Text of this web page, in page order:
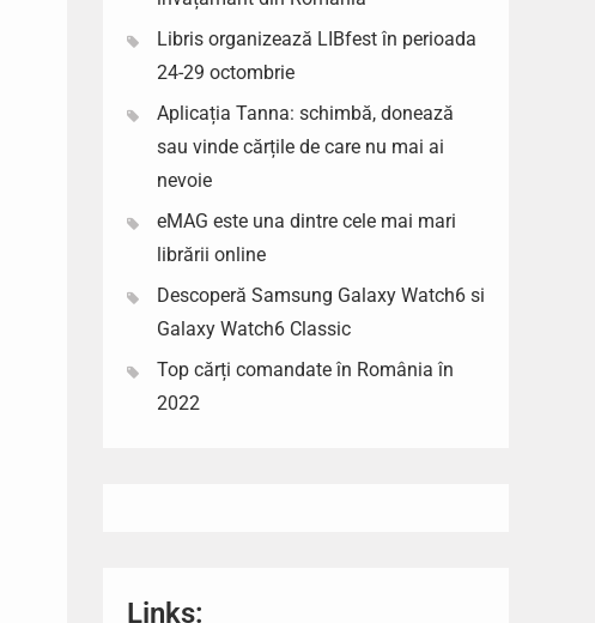
Libris organizează LIBfest în perioada
24-29 octombrie
Aplicația Tanna: schimbă, donează
sau vinde cărțile de care nu mai ai
nevoie
eMAG este una dintre cele mai mari
librării online
Descoperă Samsung Galaxy Watch6 si
Galaxy Watch6 Classic
Top cărți comandate în România în
2022
Links: